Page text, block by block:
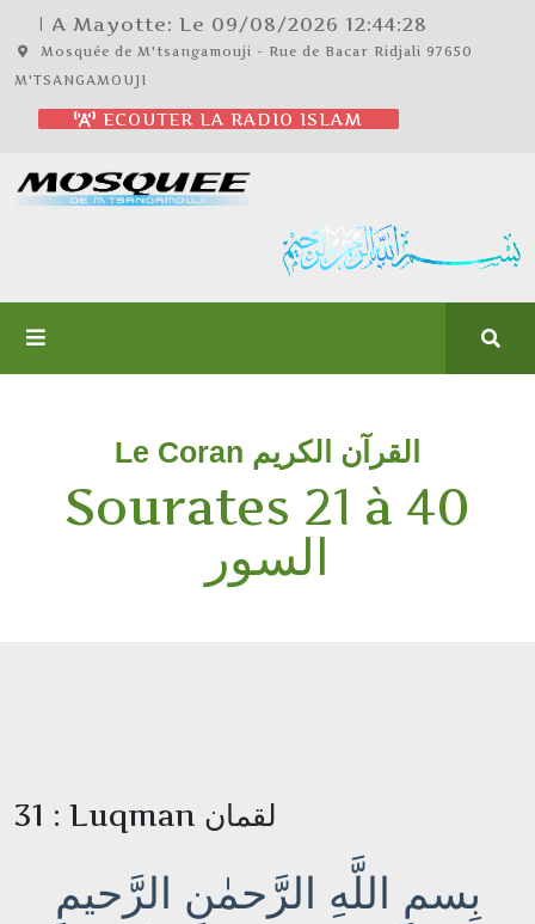
| A Mayotte: Le 09/08/2026 12:44:29
Mosquée de M'tsangamouji - Rue de Bacar Ridjali 97650
M'TSANGAMOUJI
ECOUTER LA RADIO ISLAM
Le Coran القرآن الكريم
Sourates 21 à 40
السور
31 : Luqman لقمان
بِسمِ اللَّهِ الرَّحمٰنِ الرَّحيمِ